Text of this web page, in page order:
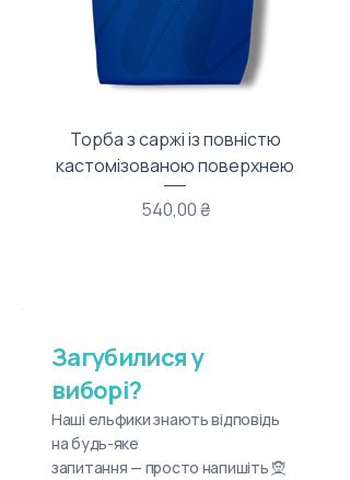
Торба з саржі із повністю
кастомізованою поверхнею
Ціна
540,00 ₴
Загубилися у
виборі?
Наші ельфики знають відповідь
на будь-яке
запитання — просто напишіть 🧝